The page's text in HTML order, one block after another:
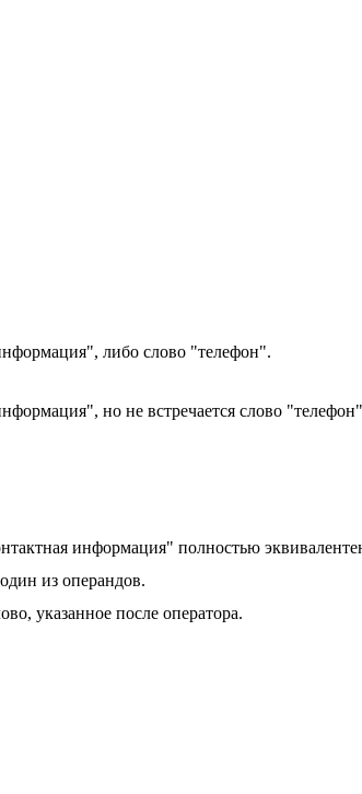
либо слово "телефон".
но не встречается слово
информация" полностью
из операндов.
указанное после оператора.